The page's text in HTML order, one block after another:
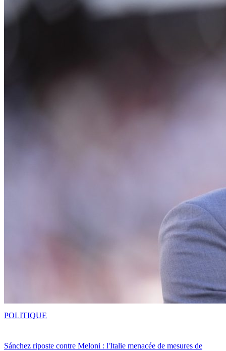
Sánchez riposte contre Meloni : l'Italie menacée de mesures de
POLITIQUE